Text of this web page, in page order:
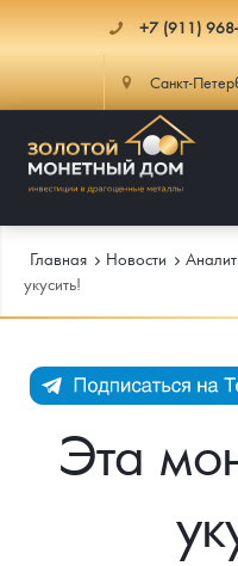
+7 (911)
Санкт-
Каталог Монет
Инвестиционные монеты
Памятные монеты России и
Монеты и жетоны ЗМД
Инфо
Как сделать заказ
Доставка
Главная Новости
укусить!
Эта